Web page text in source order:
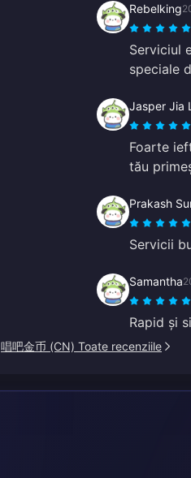
Rebelking
Serviciul
speciale
Jasper Jia
Foarte
tău
Prakash
Servicii
Samantha
Rapid și
唱吧金币 (CN) Toate recenziile